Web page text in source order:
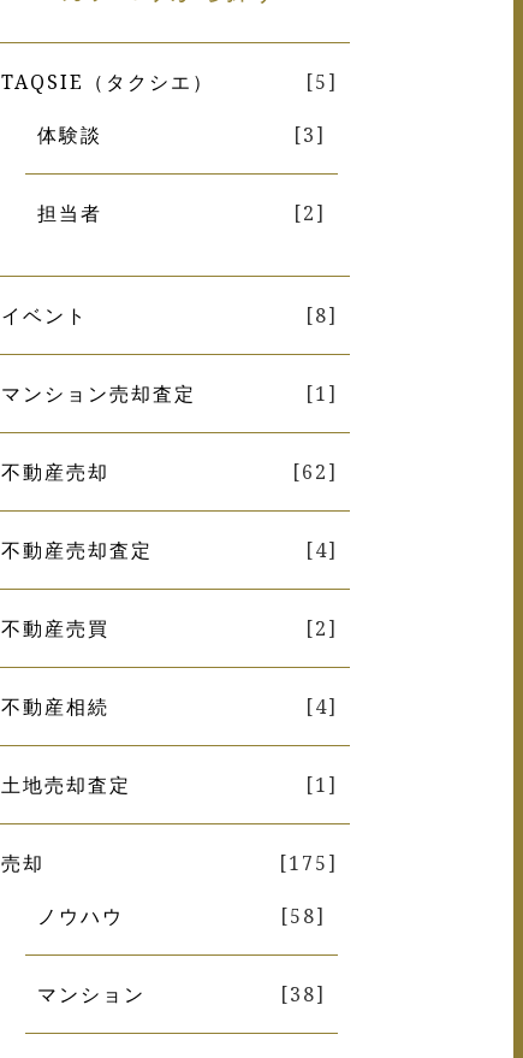
TAQSIE（タクシエ）
[5]
体験談
[3]
担当者 [2]
イベント [8]
マンション売却査定 [1]
不動産売却 [62]
不動産売却査定 [4]
不動産売買 [2]
不動産相続 [4]
土地売却査定 [1]
売却
[175]
ノウハウ
[58]
マンション [38]